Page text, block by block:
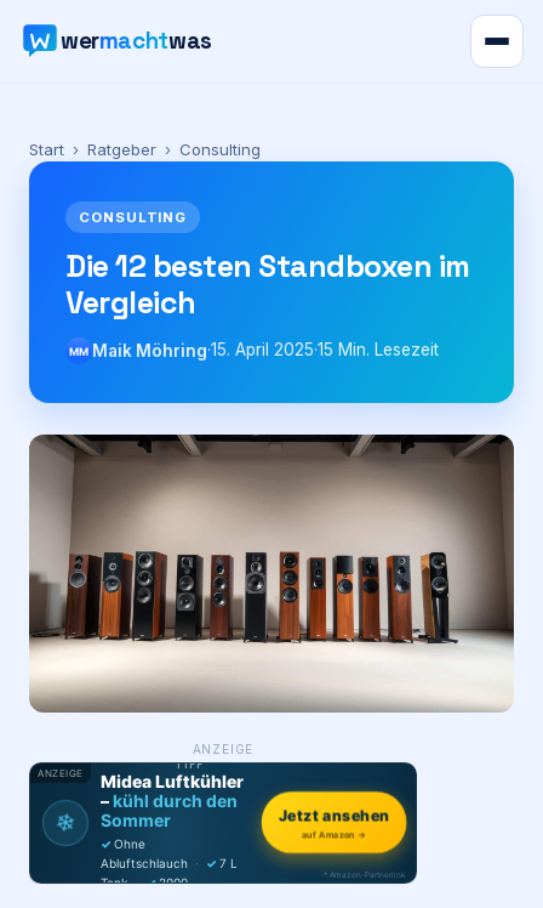
wermachtwas
Karte
News
Ratgeber
Werbung
Preise
Login
Firma eintragen
Start › Ratgeber › Consulting
CONSULTING
Die 12 besten Standboxen im
Vergleich
MM Maik Möhring·15. April 2025·15 Min. Lesezeit
ANZEIGE
ANZEIGE
❄
PRODUKT-
TIPP
Midea Luftkühler
–kühl durch den
Sommer
✓ Ohne
Abluftschlauch · ✓ 7 L
Tank · ✓2000
Jetzt ansehen
auf Amazon →
* Amazon-Partnerlink